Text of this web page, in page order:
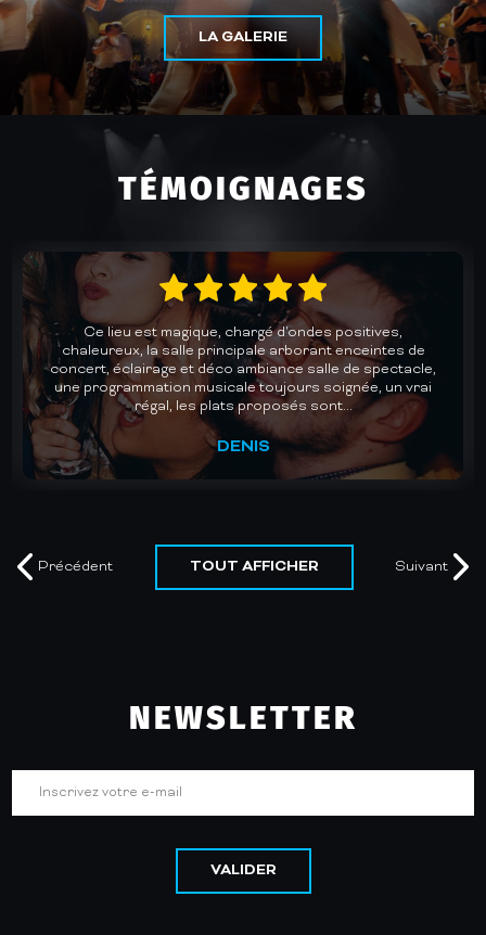
LA GALERIE
TÉMOIGNAGES
Un accueil chaleureux et une cuisine au top dans une
des plus belles salles de concerts de Gironde. Des lives
avec des groupes de qualité pour des soirées dansantes
mémorables. Un plaisir chaque fois renouvelé. Je
recommande vivement.
MURIEL
Précédent TOUT AFFICHER Suivant
NEWSLETTER
VALIDER